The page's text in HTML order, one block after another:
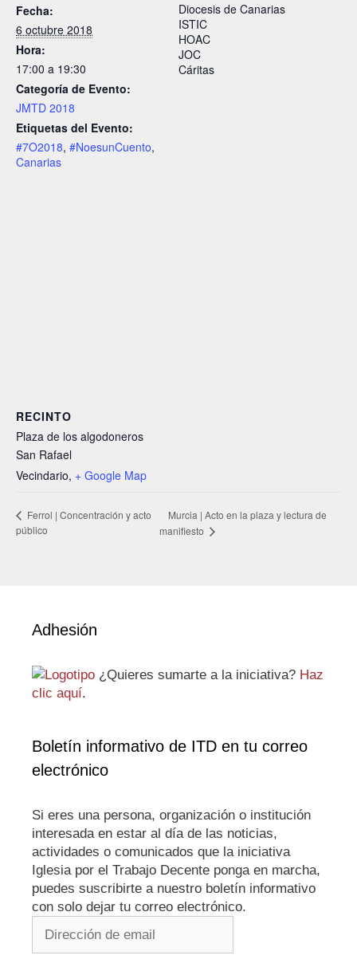
Fecha:
6 octubre 2018
Hora:
17:00 a 19:30
Categoría de Evento:
JMTD 2018
Etiquetas del Evento:
#7O2018, #NoesunCuento,
Canarias
Diocesis de Canarias
ISTIC
HOAC
JOC
Cáritas
RECINTO
Plaza de los algodoneros
San Rafael
Vecindario, + Google Map
Ferrol | Concentración y acto
público
Murcia | Acto en la plaza y lectura de
manifiesto
Adhesión
¿Quieres sumarte a la iniciativa? Haz
clic aquí.
Boletín informativo de ITD en tu correo
electrónico
Si eres una persona, organización o institución
interesada en estar al día de las noticias,
actividades o comunicados que la iniciativa
Iglesia por el Trabajo Decente ponga en marcha,
puedes suscribirte a nuestro boletín informativo
con solo dejar tu correo electrónico.